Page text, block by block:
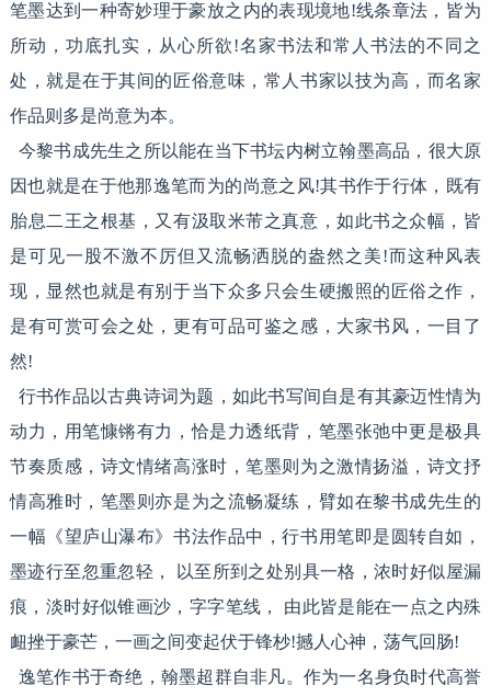
笔墨达到一种寄妙理于豪放之内的表现境地!线条章法，皆为
所动，功底扎实，从心所欲!名家书法和常人书法的不同之
处，就是在于其间的匠俗意味，常人书家以技为高，而名家
作品则多是尚意为本。
今黎书成先生之所以能在当下书坛内树立翰墨高品，很大原
因也就是在于他那逸笔而为的尚意之风!其书作于行体，既有
胎息二王之根基，又有汲取米芾之真意，如此书之众幅，皆
是可见一股不激不厉但又流畅洒脱的盎然之美!而这种风表
现，显然也就是有别于当下众多只会生硬搬照的匠俗之作，
是有可赏可会之处，更有可品可鉴之感，大家书风，一目了
然!
行书作品以古典诗词为题，如此书写间自是有其豪迈性情为
动力，用笔慷锵有力，恰是力透纸背，笔墨张弛中更是极具
节奏质感，诗文情绪高涨时，笔墨则为之激情扬溢，诗文抒
情高雅时，笔墨则亦是为之流畅凝练，臂如在黎书成先生的
一幅《望庐山瀑布》书法作品中，行书用笔即是圆转自如，
墨迹行至忽重忽轻， 以至所到之处别具一格，浓时好似屋漏
痕，淡时好似锥画沙，字字笔线， 由此皆是能在一点之内殊
衄挫于豪芒，一画之间变起伏于锋杪!撼人心神，荡气回肠!
逸笔作书于奇绝，翰墨超群自非凡。作为一名身负时代高誉